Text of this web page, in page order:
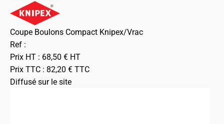
Coupe Boulons Compact Knipex/Vrac
Ref :
Prix HT : 68,50 € HT
Prix TTC : 82,20 € TTC
Diffusé sur le site